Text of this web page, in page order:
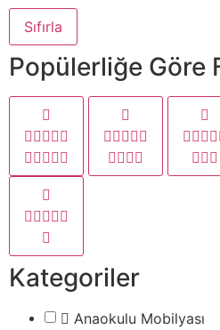
Sıfırla
Popülerliğe Göre
Kategoriler
Anaokulu Mobilyası